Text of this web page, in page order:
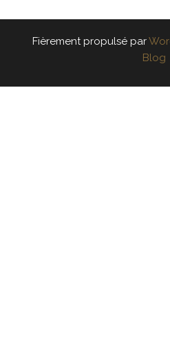
Fièrement propulsé par
Blog